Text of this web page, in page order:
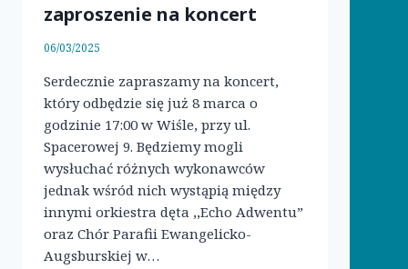
zaproszenie na koncert
06/03/2025
Serdecznie zapraszamy na koncert,
który odbędzie się już 8 marca o
godzinie 17:00 w Wiśle, przy ul.
Spacerowej 9. Będziemy mogli
wysłuchać różnych wykonawców
jednak wśród nich wystąpią między
innymi orkiestra dęta ,,Echo Adwentu”
oraz Chór Parafii Ewangelicko-
Augsburskiej w…